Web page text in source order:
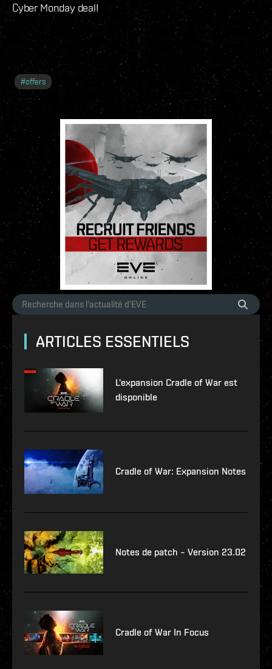
Cyber Monday deal!
#offers
ARTICLES ESSENTIELS
L'expansion Cradle of War est
disponible
Cradle of War: Expansion Notes
Notes de patch – Version 23.02
Cradle of War In Focus